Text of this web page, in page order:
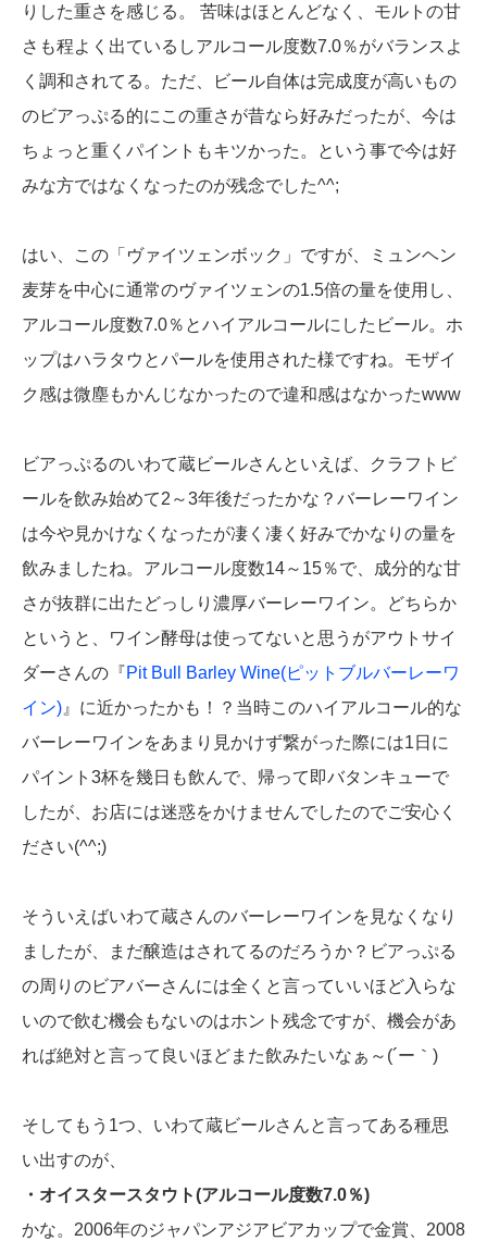
りした重さを感じる。 苦味はほとんどなく、モルトの甘
さも程よく出ているしアルコール度数7.0％がバランスよ
く調和されてる。ただ、ビール自体は完成度が高いもの
のビアっぷる的にこの重さが昔なら好みだったが、今は
ちょっと重くパイントもキツかった。という事で今は好
みな方ではなくなったのが残念でした^^;
はい、この「ヴァイツェンボック」ですが、ミュンヘン
麦芽を中心に通常のヴァイツェンの1.5倍の量を使用し、
アルコール度数7.0％とハイアルコールにしたビール。ホ
ップはハラタウとパールを使用された様ですね。モザイ
ク感は微塵もかんじなかったので違和感はなかったwww
ビアっぷるのいわて蔵ビールさんといえば、クラフトビ
ールを飲み始めて2～3年後だったかな？バーレーワイン
は今や見かけなくなったが凄く凄く好みでかなりの量を
飲みましたね。アルコール度数14～15％で、成分的な甘
さが抜群に出たどっしり濃厚バーレーワイン。どちらか
というと、ワイン酵母は使ってないと思うがアウトサイ
ダーさんの『Pit Bull Barley Wine(ピットブルバーレーワ
イン) 』に近かったかも！？当時このハイアルコール的な
バーレーワインをあまり見かけず繋がった際には1日に
パイント3杯を幾日も飲んで、帰って即バタンキューで
したが、お店には迷惑をかけませんでしたのでご安心く
ださい(^^;)
そういえばいわて蔵さんのバーレーワインを見なくなり
ましたが、まだ醸造はされてるのだろうか？ビアっぷる
の周りのビアバーさんには全くと言っていいほど入らな
いので飲む機会もないのはホント残念ですが、機会があ
れば絶対と言って良いほどまた飲みたいなぁ～(´ー｀)
そしてもう1つ、いわて蔵ビールさんと言ってある種思
い出すのが、
・オイスタースタウト(アルコール度数7.0％)
かな。2006年のジャパンアジアビアカップで金賞、2008